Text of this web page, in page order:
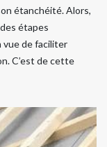
étanchéité. Alors,
étapes
vue de faciliter
C’est de cette